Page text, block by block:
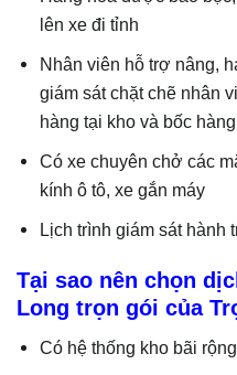
lên xe đi tỉnh
Nhân viên hỗ trợ nâng,
giám sát chặt chẽ nhân
hàng tại kho và bốc
Có xe chuyên chở các
kính ô tô, xe gắn máy
Lịch trình giám sát hành
Tại sao nên chọn
Long trọn gói của
Có hệ thống kho bãi